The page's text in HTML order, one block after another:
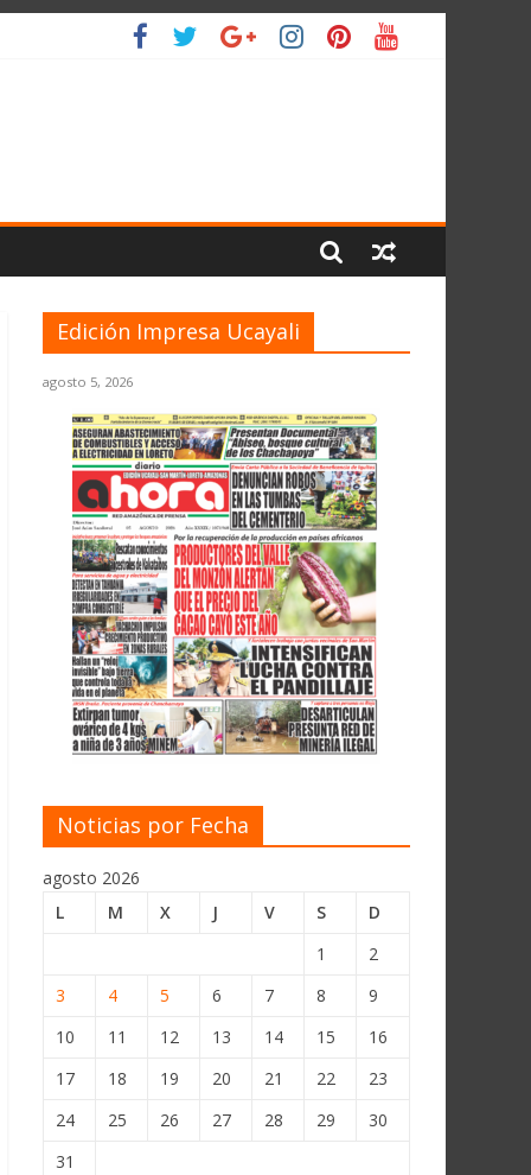
Edición Impresa Ucayali
agosto 5, 2026
Noticias por Fecha
agosto 2026
L
M X J V S
D
1
2
3
4 5 6 7 8
9
10
11 12 13 14 15
16
17
18 19 20 21 22
23
24
25 26 27 28 29
30
31